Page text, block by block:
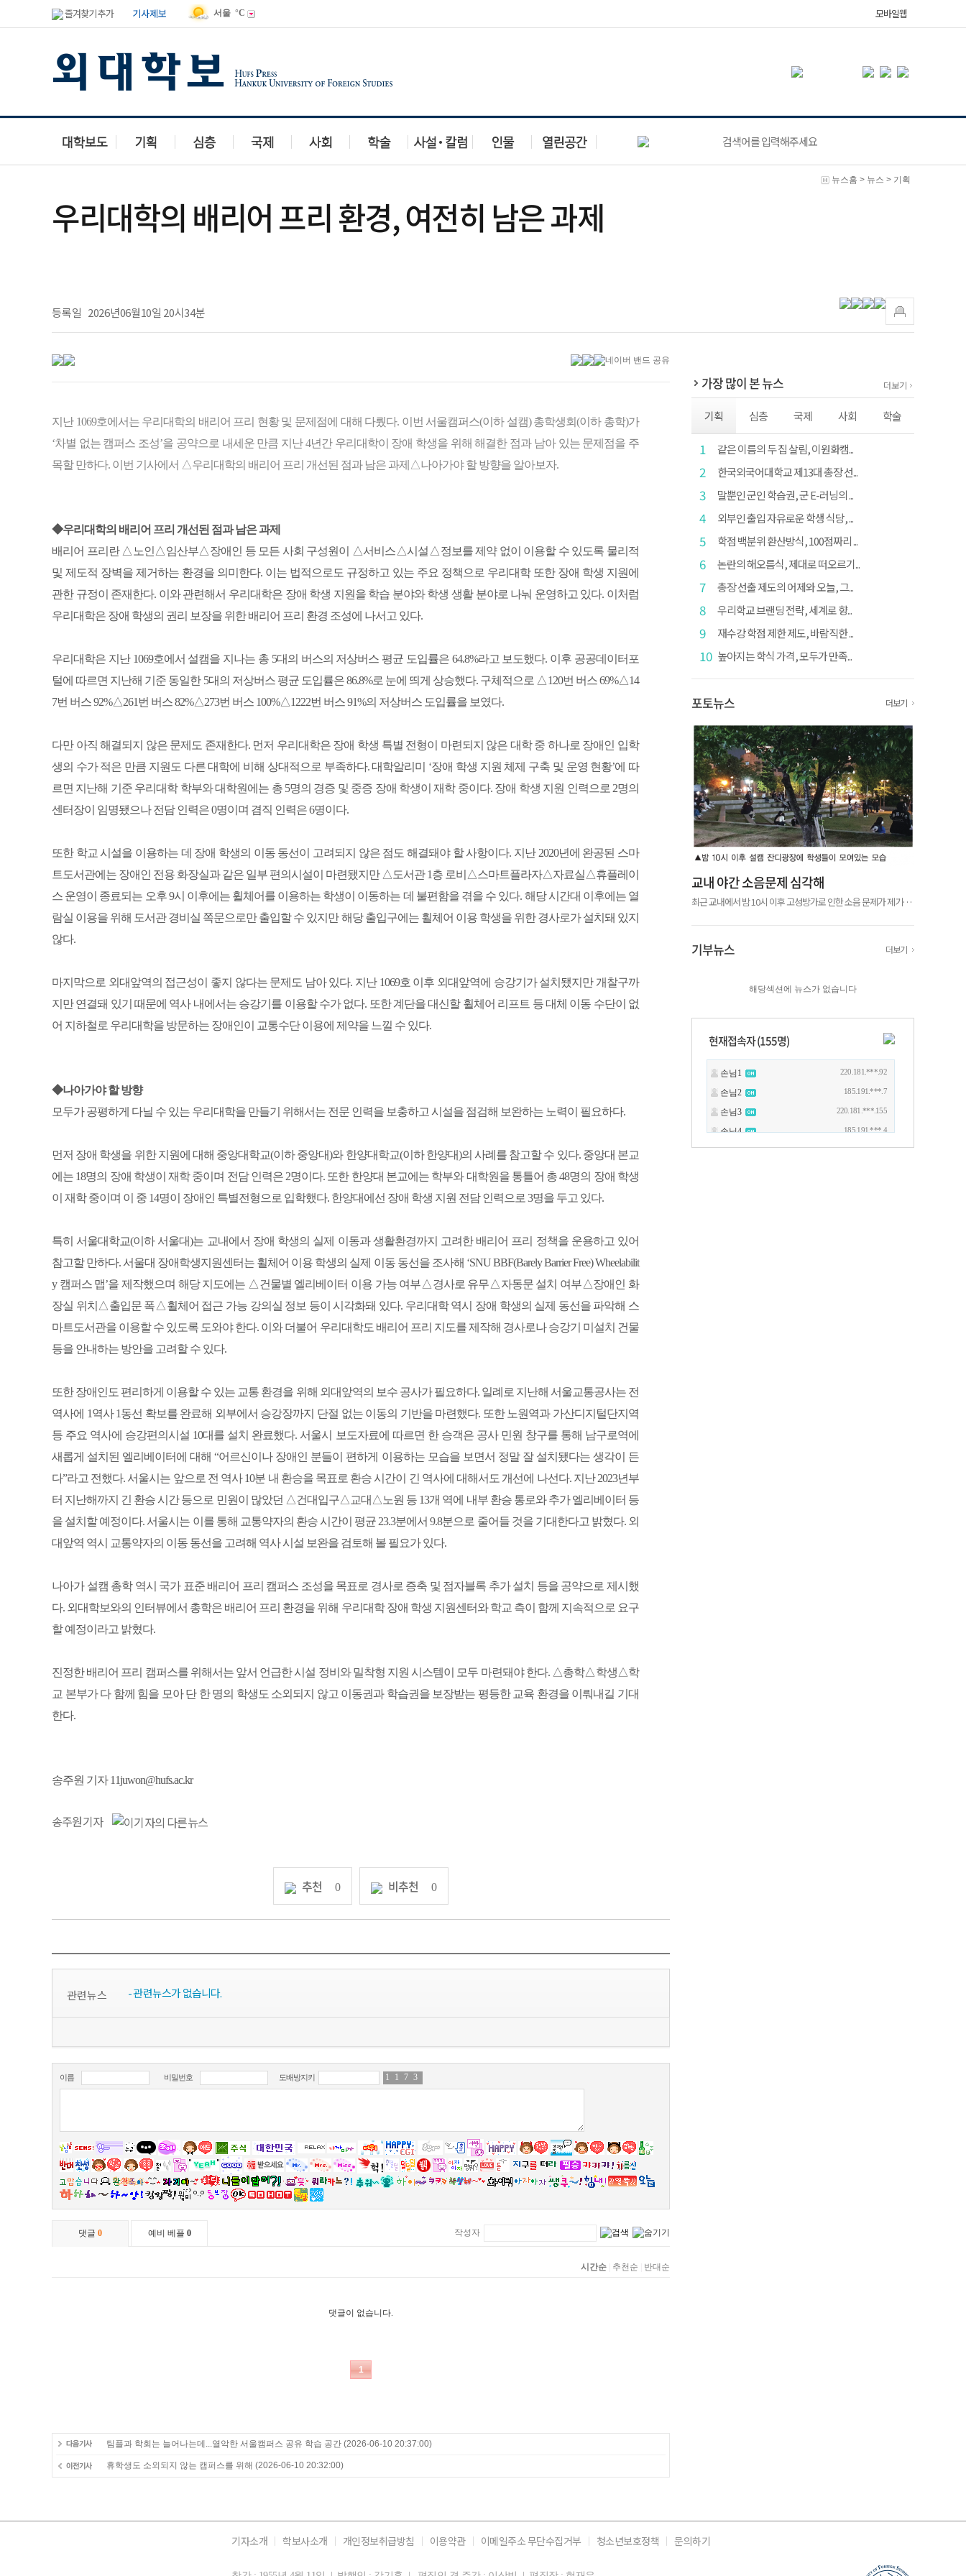
즐겨찾기 추가 기사제보 서울 °C 모바일웹
뉴스홈 > 뉴스 > 기획
우리대학의 배리어 프리 환경, 여전히 남은 과제
등록일 2026년06월10일 20시34분
지난 1069호에서는 우리대학의 배리어 프리 현황 및 문제점에 대해 다뤘다. 이번 서울캠퍼스(이하 설캠) 총학생회(이하 총학)가
‘차별 없는 캠퍼스 조성’을 공약으로 내세운 만큼 지난 4년간 우리대학이 장애 학생을 위해 해결한 점과 남아 있는 문제점을 주
목할 만하다. 이번 기사에서 △우리대학의 배리어 프리 개선된 점과 남은 과제△나아가야 할 방향을 알아보자.
◆우리대학의 배리어 프리 개선된 점과 남은 과제
배리어 프리란 △노인△임산부△장애인 등 모든 사회 구성원이 △서비스△시설△정보를 제약 없이 이용할 수 있도록 물리적
및 제도적 장벽을 제거하는 환경을 의미한다. 이는 법적으로도 규정하고 있는 주요 정책으로 우리대학 또한 장애 학생 지원에
관한 규정이 존재한다. 이와 관련해서 우리대학은 장애 학생 지원을 학습 분야와 학생 생활 분야로 나눠 운영하고 있다. 이처럼
우리대학은 장애 학생의 권리 보장을 위한 배리어 프리 환경 조성에 나서고 있다.
우리대학은 지난 1069호에서 설캠을 지나는 총 5대의 버스의 저상버스 평균 도입률은 64.8%라고 보도했다. 이후 공공데이터포
털에 따르면 지난해 기준 동일한 5대의 저상버스 평균 도입률은 86.8%로 눈에 띄게 상승했다. 구체적으로 △120번 버스 69%△14
7번 버스 92%△261번 버스 82%△273번 버스 100%△1222번 버스 91%의 저상버스 도입률을 보였다.
다만 아직 해결되지 않은 문제도 존재한다. 먼저 우리대학은 장애 학생 특별 전형이 마련되지 않은 대학 중 하나로 장애인 입학
생의 수가 적은 만큼 지원도 다른 대학에 비해 상대적으로 부족하다. 대학알리미 ‘장애 학생 지원 체제 구축 및 운영 현황’에 따
르면 지난해 기준 우리대학 학부와 대학원에는 총 5명의 경증 및 중증 장애 학생이 재학 중이다. 장애 학생 지원 인력으로 2명의
센터장이 임명됐으나 전담 인력은 0명이며 겸직 인력은 6명이다.
또한 학교 시설을 이용하는 데 장애 학생의 이동 동선이 고려되지 않은 점도 해결돼야 할 사항이다. 지난 2020년에 완공된 스마
트도서관에는 장애인 전용 화장실과 같은 일부 편의시설이 마련됐지만 △도서관 1층 로비△스마트플라자△자료실△휴플레이
스 운영이 종료되는 오후 9시 이후에는 휠체어를 이용하는 학생이 이동하는 데 불편함을 겪을 수 있다. 해당 시간대 이후에는 열
람실 이용을 위해 도서관 경비실 쪽문으로만 출입할 수 있지만 해당 출입구에는 휠체어 이용 학생을 위한 경사로가 설치돼 있지
않다.
마지막으로 외대앞역의 접근성이 좋지 않다는 문제도 남아 있다. 지난 1069호 이후 외대앞역에 승강기가 설치됐지만 개찰구까
지만 연결돼 있기 때문에 역사 내에서는 승강기를 이용할 수가 없다. 또한 계단을 대신할 휠체어 리프트 등 대체 이동 수단이 없
어 지하철로 우리대학을 방문하는 장애인이 교통수단 이용에 제약을 느낄 수 있다.
◆나아가야 할 방향
모두가 공평하게 다닐 수 있는 우리대학을 만들기 위해서는 전문 인력을 보충하고 시설을 점검해 보완하는 노력이 필요하다.
먼저 장애 학생을 위한 지원에 대해 중앙대학교(이하 중앙대)와 한양대학교(이하 한양대)의 사례를 참고할 수 있다. 중앙대 본교
에는 18명의 장애 학생이 재학 중이며 전담 인력은 2명이다. 또한 한양대 본교에는 학부와 대학원을 통틀어 총 48명의 장애 학생
이 재학 중이며 이 중 14명이 장애인 특별전형으로 입학했다. 한양대에선 장애 학생 지원 전담 인력으로 3명을 두고 있다.
특히 서울대학교(이하 서울대)는 교내에서 장애 학생의 실제 이동과 생활환경까지 고려한 배리어 프리 정책을 운용하고 있어
참고할 만하다. 서울대 장애학생지원센터는 휠체어 이용 학생의 실제 이동 동선을 조사해 ‘SNU BBF(Barely Barrier Free) Wheelabilit
y 캠퍼스 맵’을 제작했으며 해당 지도에는 △건물별 엘리베이터 이용 가능 여부△경사로 유무△자동문 설치 여부△장애인 화
장실 위치△출입문 폭△휠체어 접근 가능 강의실 정보 등이 시각화돼 있다. 우리대학 역시 장애 학생의 실제 동선을 파악해 스
마트도서관을 이용할 수 있도록 도와야 한다. 이와 더불어 우리대학도 배리어 프리 지도를 제작해 경사로나 승강기 미설치 건물
등을 안내하는 방안을 고려할 수 있다.
또한 장애인도 편리하게 이용할 수 있는 교통 환경을 위해 외대앞역의 보수 공사가 필요하다. 일례로 지난해 서울교통공사는 전
역사에 1역사 1동선 확보를 완료해 외부에서 승강장까지 단절 없는 이동의 기반을 마련했다. 또한 노원역과 가산디지털단지역
등 주요 역사에 승강편의시설 10대를 설치 완료했다. 서울시 보도자료에 따르면 한 승객은 공사 민원 창구를 통해 남구로역에
새롭게 설치된 엘리베이터에 대해 “어르신이나 장애인 분들이 편하게 이용하는 모습을 보면서 정말 잘 설치됐다는 생각이 든
다”라고 전했다. 서울시는 앞으로 전 역사 10분 내 환승을 목표로 환승 시간이 긴 역사에 대해서도 개선에 나선다. 지난 2023년부
터 지난해까지 긴 환승 시간 등으로 민원이 많았던 △건대입구△교대△노원 등 13개 역에 내부 환승 통로와 추가 엘리베이터 등
을 설치할 예정이다. 서울시는 이를 통해 교통약자의 환승 시간이 평균 23.3분에서 9.8분으로 줄어들 것을 기대한다고 밝혔다. 외
대앞역 역시 교통약자의 이동 동선을 고려해 역사 시설 보완을 검토해 볼 필요가 있다.
나아가 설캠 총학 역시 국가 표준 배리어 프리 캠퍼스 조성을 목표로 경사로 증축 및 점자블록 추가 설치 등을 공약으로 제시했
다. 외대학보와의 인터뷰에서 총학은 배리어 프리 환경을 위해 우리대학 장애 학생 지원센터와 학교 측이 함께 지속적으로 요구
할 예정이라고 밝혔다.
진정한 배리어 프리 캠퍼스를 위해서는 앞서 언급한 시설 정비와 밀착형 지원 시스템이 모두 마련돼야 한다. △총학△학생△학
교 본부가 다 함께 힘을 모아 단 한 명의 학생도 소외되지 않고 이동권과 학습권을 보장받는 평등한 교육 환경을 이뤄내길 기대
한다.
송주원 기자 11juwon@hufs.ac.kr
송주원기자
추천 0 비추천 0
관련뉴스 - 관련뉴스가 없습니다.
팀플과 학회는 늘어나는데...열악한 서울캠퍼스 공유 학습 공간 (2026-06-10 20:37:00)
휴학생도 소외되지 않는 캠퍼스를 위해 (2026-06-10 20:32:00)
가장 많이 본 뉴스
기획 심층 국제 사회 학술
더보기
1 같은 이름의 두 집 살림, 이원화캠...
2 한국외국어대학교 제13대 총장 선...
3 말뿐인 군인 학습권, 군 E-러닝의 ...
4 외부인 출입 자유로운 학생 식당, ...
5 학점 백분위 환산방식, 100점짜리 ...
6 논란의 해오름식, 제대로 떠오르기...
7 총장 선출 제도의 어제와 오늘, 그...
8 우리학교 브랜딩 전략, 세계로 향...
9 재수강 학점 제한 제도, 바람직한 ...
10 높아지는 학식 가격, 모두가 만족...
포토뉴스 더보기
교내 야간 소음문제 심각해
최근 교내에서 밤 10시 이후 고성방가로 인한 소음 문제가 제기됐
편을 표하는 글...
기부뉴스 더보기
해당섹션에 뉴스가 없습니다
현재접속자 (155명)
기자소개 학보사소개 개인정보취급방침 이용약관 이메일주소 무단수집거부 청소년보호정책 문의하기